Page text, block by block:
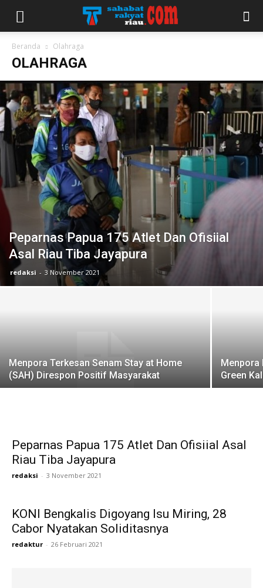
Beranda Olahraga
OLAHRAGA
Peparnas Papua 175 Atlet Dan Ofisiial
Asal Riau Tiba Jayapura
redaksi - 3 November 2021
Menpora Terkesan Senam Stay at Home
(SAH) Direspon Positif Masyarakat
Menpora
Green
Peparnas Papua 175 Atlet Dan Ofisiial Asal
Riau Tiba Jayapura
redaksi - 3 November 2021
KONI Bengkalis Digoyang Isu Miring, 28
Cabor Nyatakan Soliditasnya
redaktur - 26 Februari 2021